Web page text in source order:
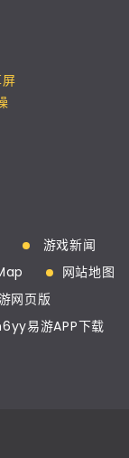
游戏新闻
网站地图
网页版
易游APP下载